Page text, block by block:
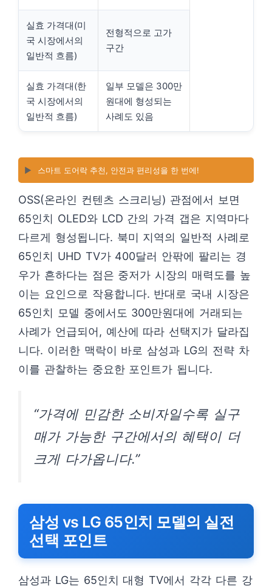
실효 가격대(미
국 시장에서의
일반적 흐름)
전형적으로 고가
구간
실효 가격대(한
국 시장에서의
일반적 흐름)
일부 모델은 300만
원대에 형성되는
사례도 있음
▶️ 스마트 도어락 추천, 안전과 편리성을 한 번에!
OSS(온라인 컨텐츠 스크리닝) 관점에서 보면
65인치 OLED와 LCD 간의 가격 갭은 지역마다
다르게 형성됩니다. 북미 지역의 일반적 사례로
65인치 UHD TV가 400달러 안팎에 팔리는 경
우가 흔하다는 점은 중저가 시장의 매력도를 높
이는 요인으로 작용합니다. 반대로 국내 시장은
65인치 모델 중에서도 300만원대에 거래되는
사례가 언급되어, 예산에 따라 선택지가 달라집
니다. 이러한 맥락이 바로 삼성과 LG의 전략 차
이를 관찰하는 중요한 포인트가 됩니다.
“가격에 민감한 소비자일수록 실구
매가 가능한 구간에서의 혜택이 더
크게 다가옵니다.”
삼성 vs LG 65인치 모델의 실전
선택 포인트
삼성과 LG는 65인치 대형 TV에서 각각 다른 강